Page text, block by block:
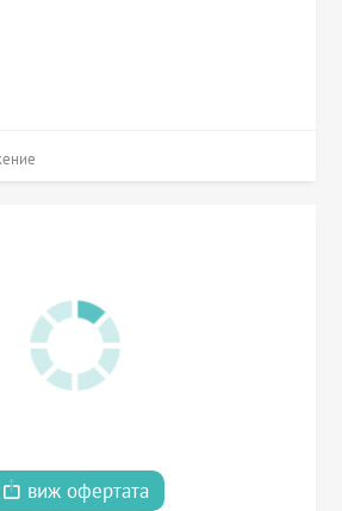
виж офертата